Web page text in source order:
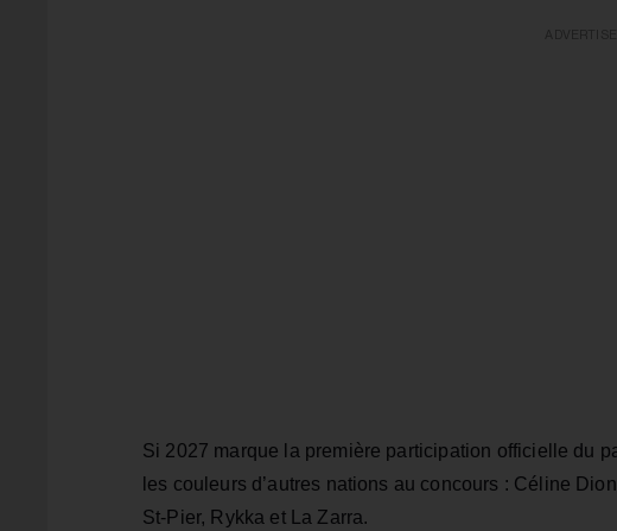
Si 2027 marque la première participation officielle du
les couleurs d’autres nations au concours : Céline
St‑Pier, Rykka et La Zarra.